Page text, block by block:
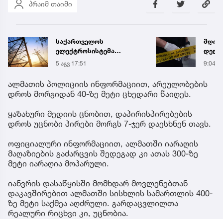
პრაიმ თაიმი
საქართველოს
ელექტროსისტემა
სპეციალურ განცხადებას
ავრცელებს
5 აგვ 17:51 9:04
ალმათის პოლიციის ინფორმაციით, არეულობების
დროს მორგიდან 40-ზე მეტი ცხედარი წაიღეს.
ყაზახური მედიის ცნობით, დაპირისპირებების
დროს უცნობი პირები მორგს 7-ჯერ დაესხნენ თავს.
ოფიციალური ინფორმაციით, ალმათში იარაღის
მაღაზიების გაძარცვის შედეგად კი ათას 300-ზე
მეტი იარაღია მოპარული.
იანვრის დასაწყისში მომხდარ მოვლენებთან
დაკავშირებით ალმათში სისხლის სამართლის 400-
ზე მეტი საქმეა აღძრული. გარდაცვლილთა
რეალური რიცხვი კი, უცნობია.